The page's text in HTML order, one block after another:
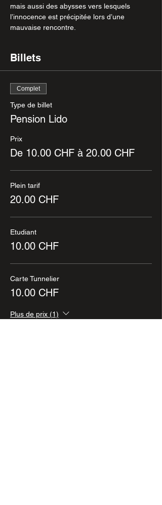
mais aussi des abysses vers lesquels
l’innocence est précipitée lors d’une
mauvaise rencontre.
Billets
Complet
Type de billet
Pension Lido
Prix
De 10.00 CHF à 20.00 CHF
Plein tarif
20.00 CHF
Etudiant
10.00 CHF
Carte Tunnelier
10.00 CHF
Plus de prix (1)